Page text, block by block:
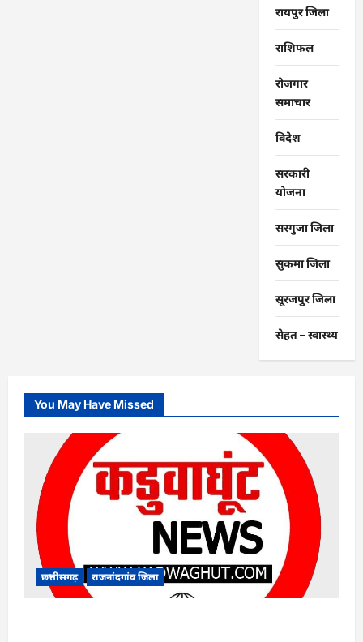
रायपुर जिला
राशिफल
रोजगार
समाचार
विदेश
सरकारी
योजना
सरगुजा जिला
सुकमा जिला
सूरजपुर जिला
सेहत – स्‍वास्‍थ्‍य
You May Have Missed
छत्तीसगढ़ राजनांदगांव जिला